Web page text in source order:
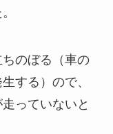
のぼる（車の
する）ので、
っていないと